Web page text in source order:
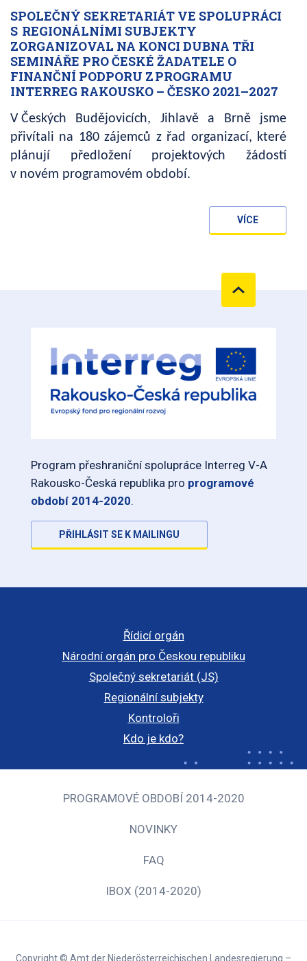
SPOLEČNÝ SEKRETARIÁT VE SPOLUPRÁCI
S REGIONÁLNÍMI SUBJEKTY
ZORGANIZOVAL NA KONCI DUBNA TŘI
SEMINÁŘE PRO ČESKÉ ŽADATELE O
FINANČNÍ PODPORU Z PROGRAMU
INTERREG RAKOUSKO – ČESKO 2021–2027
V Českých Budějovicích, Jihlavě a Brně jsme
přivítali na 180 zájemců z řad organizací, které
plánují předložení projektových žádostí
v novém programovém období.
VÍCE
Program přeshraniční spolupráce Interreg V-A
Rakousko-Česká republika pro programové
období 2014-2020.
PŘIHLÁSIT SE K MAILINGU
Řídicí orgán
Národní orgán pro Českou republiku
Společný sekretariát (JS)
Regionální subjekty
Kontroloři
Kdo je kdo?
PROGRAMOVÉ OBDOBÍ 2014-2020
NOVINKY
FAQ
IBOX (2014-2020)
Copyright © Amt der Niederösterreichischen Landesregierung –